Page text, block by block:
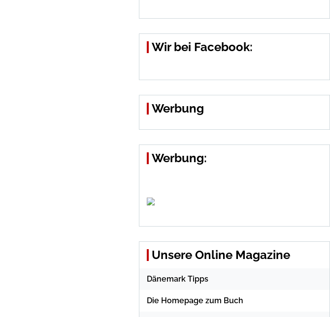
Wir bei Facebook:
Werbung
Werbung:
Unsere Online Magazine
Dänemark Tipps
Die Homepage zum Buch